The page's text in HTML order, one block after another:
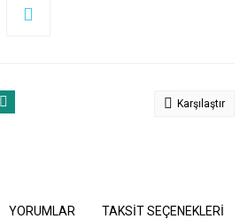
Karşılaştır
YORUMLAR TAKSİT SEÇENEKLERİ